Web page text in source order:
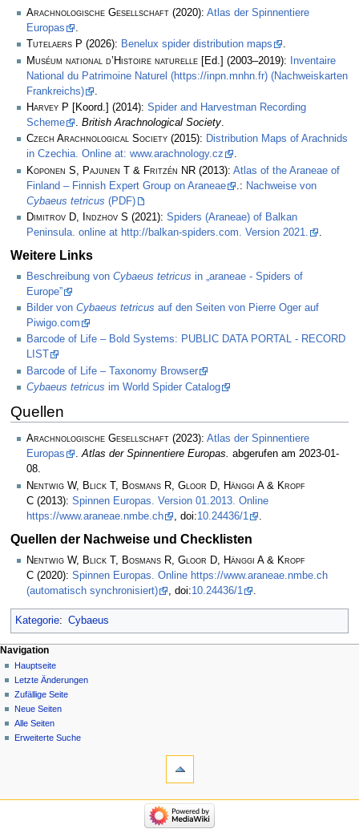
Arachnologische Gesellschaft (2020): Atlas der Spinnentiere
Europas
.
Tutelaers P (2026): Benelux spider distribution maps
.
Muséum national d’Histoire naturelle [Ed.] (2003–2019):
Inventaire
National du Patrimoine Naturel (https://inpn.mnhn.fr) (Nachweiskarten
Frankreichs)
Harvey P [Koord.] (2014): Spider and Harvestman Recording
Scheme
. British Arachnological Society.
Czech Arachnological Society (2015): Distribution Maps of Arachnids
in Czechia. Online at: www.arachnology.cz
.
Koponen S, Pajunen T & Fritzén NR (2013): Atlas of the Araneae of
Finland – Finnish Expert Group on Araneae
.: Nachweise von
Cybaeus tetricus (PDF)
Dimitrov D, Indzhov S (2021): Spiders (Araneae) of Balkan
Peninsula. online at http://balkan-spiders.com. Version 2021.
.
Weitere Links
Beschreibung von Cybaeus tetricus in „araneae - Spiders of
Europe”
Bilder von Cybaeus tetricus auf den Seiten von Pierre Oger auf
Piwigo.com
Barcode of Life – Bold Systems: PUBLIC DATA PORTAL - RECORD
LIST
Barcode of Life – Taxonomy Browser
Cybaeus tetricus im World Spider Catalog
Quellen
Arachnologische Gesellschaft (2023): Atlas der Spinnentiere
Europas
.Atlas der Spinnentiere Europas. abgerufen am 2023-01-
08.
Nentwig W, Blick T, Bosmans R, Gloor D, Hänggi A & Kropf
C (2013): Spinnen Europas. Version 01.2013. Online
https://www.araneae.nmbe.ch
, doi:10.24436/1
Quellen der Nachweise und Checklisten
Nentwig W, Blick T, Bosmans R, Gloor D, Hänggi A & Kropf
C (2020): Spinnen Europas. Online https://www.araneae.nmbe.ch
(automatisch synchronisiert)
, doi:10.24436/1
Kategorie: Cybaeus
Navigation
Hauptseite
Letzte Änderungen
Zufällige Seite
Neue Seiten
Alle Seiten
Erweiterte Suche